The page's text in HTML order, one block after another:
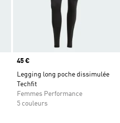
Prix
45 €
Legging long poche dissimulée
Techfit
Femmes Performance
5 couleurs